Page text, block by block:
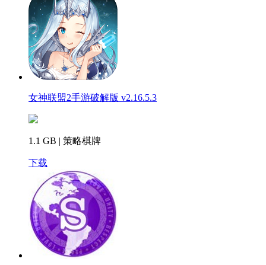
女神联盟2手游破解版 v2.16.5.3
1.1 GB | 策略棋牌
下载